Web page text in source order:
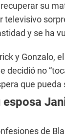
su
y se ha
y Gonzalo,
decidió no
que
esposa
de